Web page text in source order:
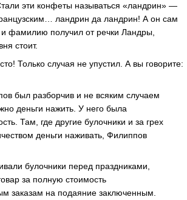
эти конфеты называться «ландрин» —
ландрин да ландрин! А он сам
и фамилию получил от речки Ландры,
стоит.
Только случая не упустил. А вы говорите:
был разборчив и не всяким случаем
деньги нажить. У него была
Там, где другие булочники и за грех
деньги наживать, Филиппов
булочники перед праздниками,
за полную стоимость
заказам на подаяние заключенным.